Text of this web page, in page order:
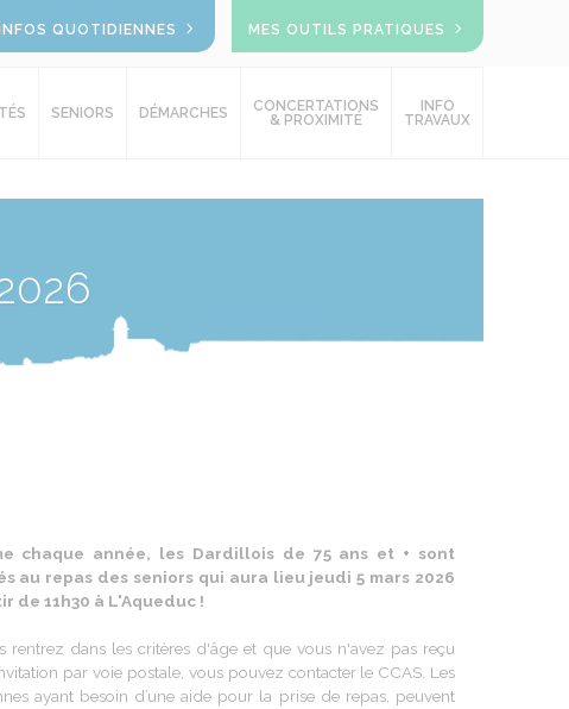
QUOTIDIENNES MES OUTILS PRATIQUES
SENIORS DÉMARCHES
CONCERTATIONS
& PROXIMITÉ
INFO
TRAVAUX
chaque année, les Dardilloisde 75 ans et + sont
au repas des seniors qui aura lieu jeudi 5 mars 2026
de 11h30 à L'Aqueduc!
rentrez dans lescritères d'âge et que vous n'avez pas reçu
parvoie postale, vous pouvez contacterle CCAS . Les
ayantbesoin d’uneaide pour la prisede repas, peuvent